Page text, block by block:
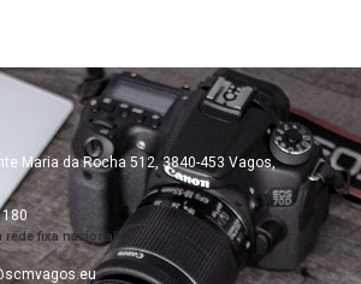
Maria da Rocha 512, 3840-453 Vagos,
rede fixa nacional»